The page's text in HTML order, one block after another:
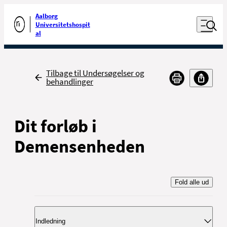
Gå til forsiden
Aalborg
Universitetshospit
al
Åben
Udfør søgning
Tilbage
Tilbage til Undersøgelser og
behandlinger
Dit forløb i
Demensenheden
Fold alle ud
Indledning